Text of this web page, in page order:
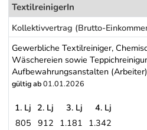
TextilreinigerIn
Kollektivvertrag (Brutto-
Gewerbliche Textilreiniger,
Wäschereien sowie
Aufbewahrungsanstalten (Arbeiter)
gültig ab01.01.2026
1. Lj 2. Lj 3. Lj
4. Lj
805 912 1.181 1.342